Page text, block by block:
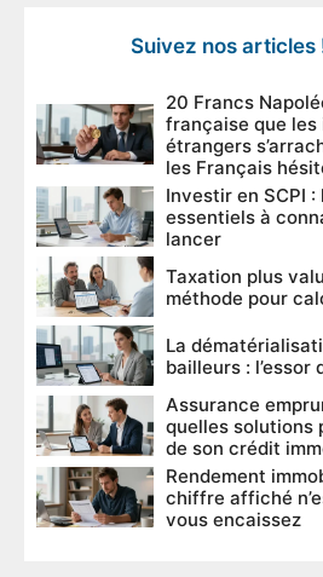
Suivez nos articles
20 Francs
française que
étrangers
les Français
Investir en SCPI
essentiels à
lancer
Taxation plus
méthode pour
La
bailleurs : l’essor
Assurance
quelles solutions
de son crédit
Rendement
chiffre affiché
vous encaissez